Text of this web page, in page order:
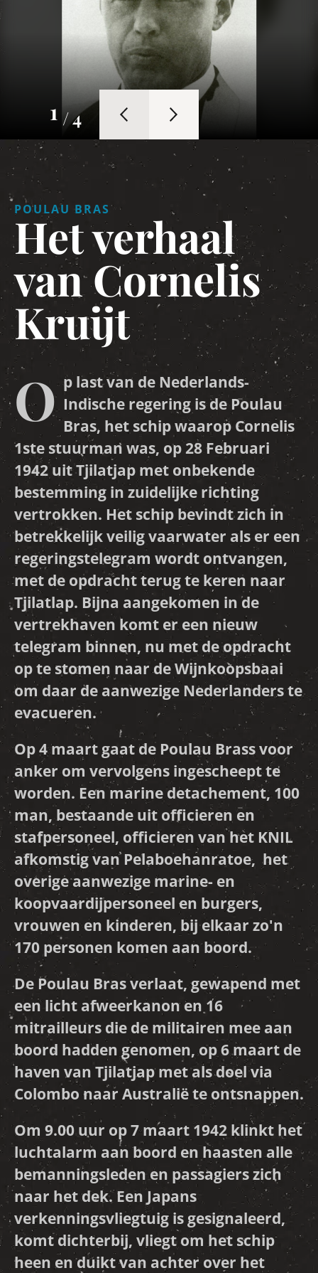
1/ 4
POULAU BRAS
Het verhaal
van Cornelis
Kruijt
O p last van de Nederlands-
Indische regering is de Poulau
Bras, het schip waarop Cornelis
1ste stuurman was, op 28 Februari
1942 uit Tjilatjap met onbekende
bestemming in zuidelijke richting
vertrokken. Het schip bevindt zich in
betrekkelijk veilig vaarwater als er een
regeringstelegram wordt ontvangen,
met de opdracht terug te keren naar
Tjilatlap. Bijna aangekomen in de
vertrekhaven komt er een nieuw
telegram binnen, nu met de opdracht
op te stomen naar de Wijnkoopsbaai
om daar de aanwezige Nederlanders te
evacueren.
Op 4 maart gaat de Poulau Brass voor
anker om vervolgens ingescheept te
worden. Een marine detachement, 100
man, bestaande uit officieren en
stafpersoneel, officieren van het KNIL
afkomstig van Pelaboehanratoe, het
overige aanwezige marine- en
koopvaardijpersoneel en burgers,
vrouwen en kinderen, bij elkaar zo'n
170 personen komen aan boord.
De Poulau Bras verlaat, gewapend met
een licht afweerkanon en 16
mitrailleurs die de militairen mee aan
boord hadden genomen, op 6 maart de
haven van Tjilatjap met als doel via
Colombo naar Australië te ontsnappen.
Om 9.00 uur op 7 maart 1942 klinkt het
luchtalarm aan boord en haasten alle
bemanningsleden en passagiers zich
naar het dek. Een Japans
verkenningsvliegtuig is gesignaleerd,
komt dichterbij, vliegt om het schip
heen en duikt van achter over het